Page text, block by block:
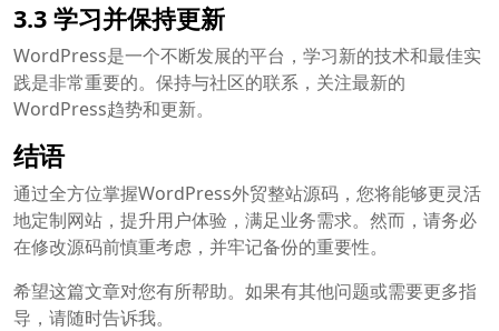
3.3 学习并保持更新
WordPress是一个不断发展的平台，学习新的技术和最佳实
践是非常重要的。保持与社区的联系，关注最新的
WordPress趋势和更新。
结语
通过全方位掌握WordPress外贸整站源码，您将能够更灵活
地定制网站，提升用户体验，满足业务需求。然而，请务必
在修改源码前慎重考虑，并牢记备份的重要性。
希望这篇文章对您有所帮助。如果有其他问题或需要更多指
导，请随时告诉我。